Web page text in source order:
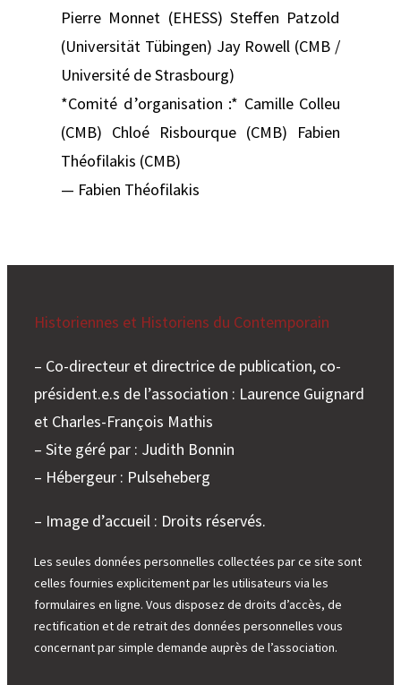
Pierre Monnet (EHESS) Steffen Patzold
(Universität Tübingen) Jay Rowell (CMB /
Université de Strasbourg)
*Comité d’organisation :* Camille Colleu
(CMB) Chloé Risbourque (CMB) Fabien
Théofilakis (CMB)
— Fabien Théofilakis
Historiennes et Historiens du Contemporain
– Co-directeur et directrice de publication, co-
président.e.s de l’association : Laurence Guignard
et Charles-François Mathis
– Site géré par : Judith Bonnin
– Hébergeur : Pulseheberg
– Image d’accueil : Droits réservés.
Les seules données personnelles collectées par ce site sont
celles fournies explicitement par les utilisateurs via les
formulaires en ligne. Vous disposez de droits d’accès, de
rectification et de retrait des données personnelles vous
concernant par simple demande auprès de l’association.